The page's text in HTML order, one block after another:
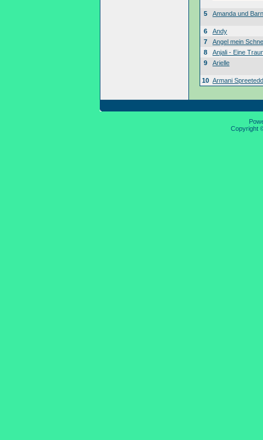
5 Amanda und
6
Andy
7
Angel mein
8
Anjali - Eine
9
Arielle
10 Armani
Copyright